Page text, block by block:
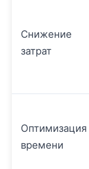
Снижение
затрат
Оптимизация
времени